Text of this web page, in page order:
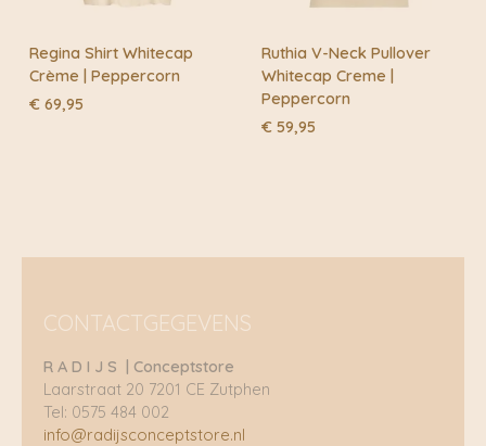
Regina Shirt Whitecap
Crème | Peppercorn
€ 69,95
Ruthia V-Neck Pullover
Whitecap Creme |
Peppercorn
€ 59,95
CONTACTGEGEVENS
R A D I J S | Conceptstore
Laarstraat 20 7201 CE Zutphen
Tel: 0575 484 002
info@radijsconceptstore.nl